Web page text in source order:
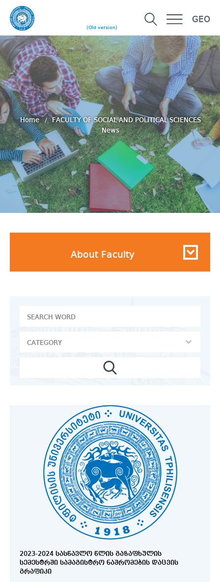
(Old version)
GEO
Home
FACULTY OF SOCIAL AND POLITICAL SCIENCES
News
About Faculty
2023-2024 ᲡᲐᲡᲬᲐᲕᲚᲝ ᲬᲚᲘᲡ ᲒᲐᲖᲐᲤᲮᲣᲚᲘᲡ
ᲡᲔᲛᲔᲡᲢᲠᲨᲘ ᲡᲐᲛᲐᲒᲘᲡᲢᲠᲝ ᲜᲐᲨᲠᲝᲛᲔᲑᲘᲡ ᲓᲐᲪᲕᲘᲡ
ᲒᲠᲐᲤᲘᲙᲘ